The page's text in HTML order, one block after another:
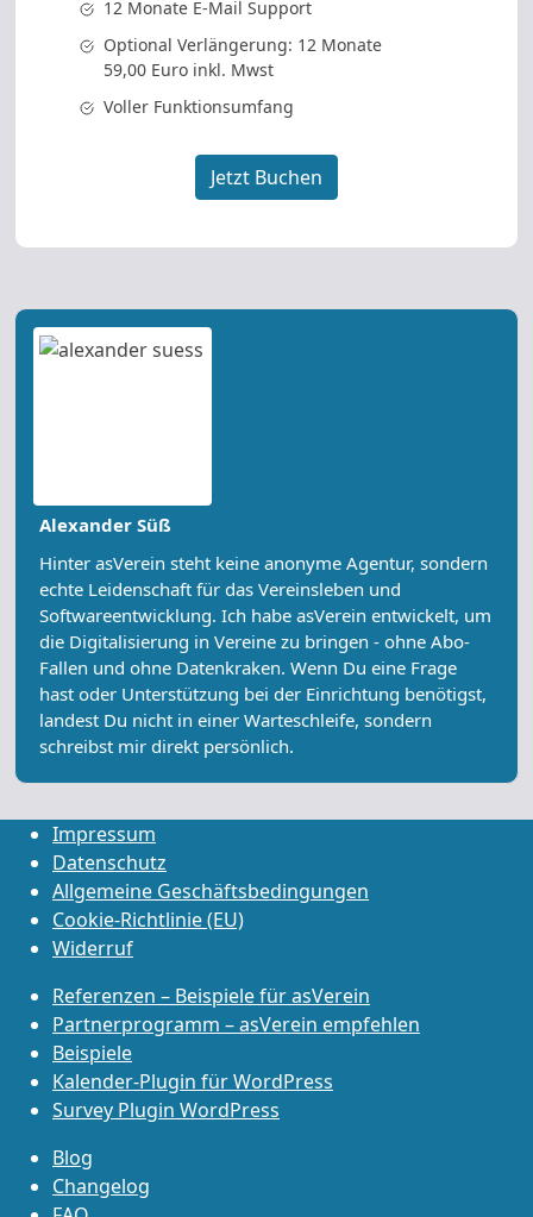
12 Monate E-Mail Support
Optional Verlängerung: 12 Monate
59,00 Euro inkl. Mwst
Voller Funktionsumfang
Jetzt Buchen
Alexander Süß
Hinter asVerein steht keine anonyme Agentur, sondern
echte Leidenschaft für das Vereinsleben und
Softwareentwicklung. Ich habe asVerein entwickelt, um
die Digitalisierung in Vereine zu bringen - ohne Abo-
Fallen und ohne Datenkraken. Wenn Du eine Frage
hast oder Unterstützung bei der Einrichtung benötigst,
landest Du nicht in einer Warteschleife, sondern
schreibst mir direkt persönlich.
Impressum
Datenschutz
Allgemeine Geschäftsbedingungen
Cookie-Richtlinie (EU)
Widerruf
Referenzen – Beispiele für asVerein
Partnerprogramm – asVerein empfehlen
Beispiele
Kalender-Plugin für WordPress
Survey Plugin WordPress
Blog
Changelog